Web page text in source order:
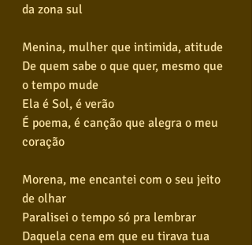
da zona sul
Menina, mulher que intimida, atitude
De quem sabe o que quer, mesmo que
o tempo mude
Ela é Sol, é verão
É poema, é canção que alegra o meu
coração
Morena, me encantei com o seu jeito
de olhar
Paralisei o tempo só pra lembrar
Daquela cena em que eu tirava tua